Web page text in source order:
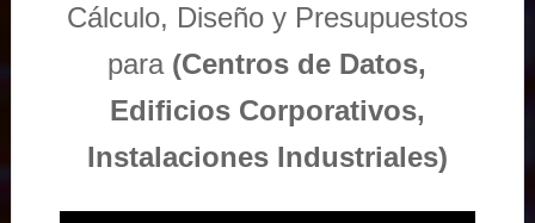
Cálculo, Diseño y Presupuestos
para (Centros de Datos,
Edificios Corporativos,
Instalaciones Industriales)